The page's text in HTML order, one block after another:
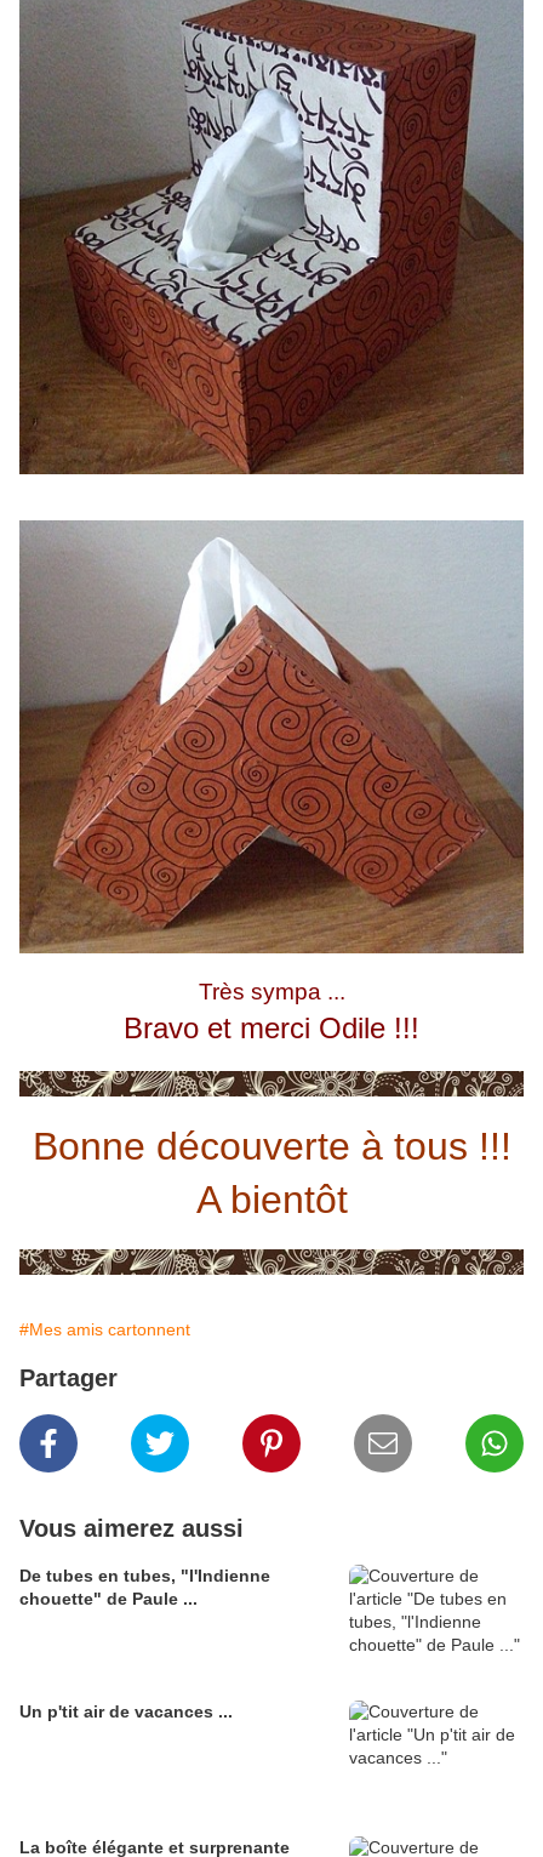
Très sympa ...
Bravo et merci Odile !!!
Bonne découverte à tous !!!
A bientôt
#Mes amis cartonnent
Partager
Vous aimerez aussi
De tubes en tubes, "l'Indienne
chouette" de Paule ...
Un p'tit air de vacances ...
La boîte élégante et surprenante